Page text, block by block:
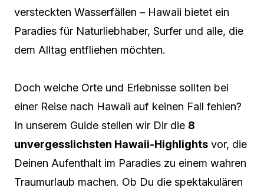
versteckten Wasserfällen – Hawaii bietet ein
Paradies für Naturliebhaber, Surfer und alle, die
dem Alltag entfliehen möchten.
Doch welche Orte und Erlebnisse sollten bei
einer Reise nach Hawaii auf keinen Fall fehlen?
In unserem Guide stellen wir Dir die 8
unvergesslichsten Hawaii-Highlights vor, die
Deinen Aufenthalt im Paradies zu einem wahren
Traumurlaub machen. Ob Du die spektakulären